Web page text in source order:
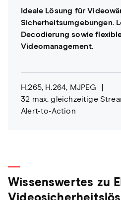
Ideale Lösung für
Sicherheitsumgebungen.
Decodierung sowie
Videomanagement.
H.265, H.264, MJPEG
32 max. gleichzeitige
Alert-to-Action
Wissenswertes zu